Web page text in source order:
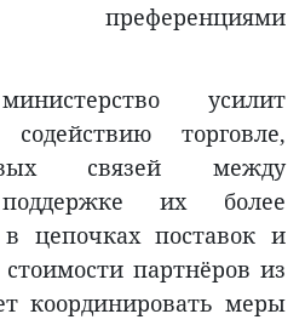
преференциями
усилит
торговле,
связей между
их более
в цепочках поставок и
партнёров из
координировать меры